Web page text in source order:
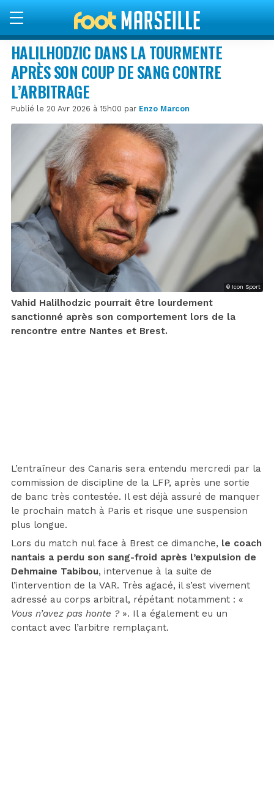
HALILHODZIC DANS LA TOURMENTE
APRÈS SON COUP DE SANG CONTRE
L’ARBITRAGE
Publié le 20 Avr 2026 à 15h00 par Enzo Marcon
© Icon Sport
Vahid Halilhodzic pourrait être lourdement
sanctionné après son comportement lors de la
rencontre entre Nantes et Brest.
L’entraîneur des Canaris sera entendu mercredi par la
commission de discipline de la LFP, après une sortie
de banc très contestée. Il est déjà assuré de manquer
le prochain match à Paris et risque une suspension
plus longue.
Lors du match nul face à Brest ce dimanche, le coach
nantais a perdu son sang-froid après l’expulsion de
Dehmaine Tabibou, intervenue à la suite de
l’intervention de la VAR. Très agacé, il s’est vivement
adressé au corps arbitral, répétant notamment : «
Vous n’avez pas honte ? ». Il a également eu un
contact avec l’arbitre remplaçant.